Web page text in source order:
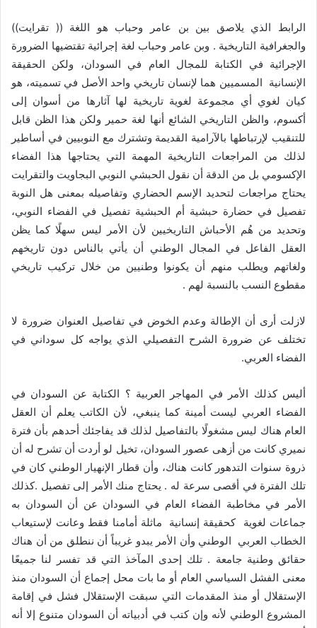
الرابط الذي يلاصق بين بن عامر وحباب هو اللغة (( تقرايت))
والجغرافية التاريخية . وبن عامر وحباب لغة إجرائية تقتضيها الضرورة
الإجرائية في الكتابة للمجال العام في السودان، ولكن الحقيقة
الإنسانية المسميين هما لإنسان تاريخي واحد الأصل في تسميته، هو
كيان لغوي أي مجموعة لغوية تاريخية لها آثارها من أسوان إلى
أكسوم، والظن التاريخي الشائع أنها لغة حمير ولكن هذا الظن قابل
للتنقيب لإرتباطها بالآرامية القديمة وتشترك مع النوبيين في أساطير
لذلك من المراجعات التاريخية المهمة التي يحتاجها هذا الفضاء
الإكسومي بل من الدقة أن نقول الحبشي النوبي البجاويت والتقرايت
يحتاج مراجعات لتحديد الإسم الحضاري وتفاصيله بمعنى هل النوبة
تفصيل في حضارة حبشية أم الحبشية تفصيل في الفضاء النوبي،
وتحديد من هُم الأحباش التاريخيين لأن الأمر ليس سهلًا كما يظن
العقل الفاعل في المجال الوطني أن يأتي بالناس دون تاريخهم
ولغاتهم ويطلب منهم أن يكونوا وطنيين من خلال تركيب تاريخي
مقطوع النسب بالنسبة لهم .
لازلت أرى أن الإطالة وعدم الخوض في تفاصيل العنوان ضرورة لا
تختلف عن ضرورة الشرح التفصيلي الذي يواجه كل سوداني في
الفضاء العربي.
أليس كذلك الأمر في المهاجر العربية ؟ الكتابة عن السودان في
الفضاء العربي ليست أمينة كما ينبغي، لأن الكاتب يعلم أن العقل
العام هناك ليس مشغولًا بالتفاصيل لذلك قد يفاجئك أحدهم بأن فترة
نميري كانت من أزهى عصور السودان، تخيل لو أردت أن تشرح له أن
ذروة سنوات التدهور كانت هناك، وأن قطار الإنهيار الوطني كان في
تلك الفترة في أقصى سرعة له . يحتاج منك الأمر إلى تفصيل .كذلك
الأمر في مخاطبة الفضاء العام في السودان عن أن السودان به
جماعات لغوية كحقيقة إنسانية ماثلة أمامنا فقط وعانت لإستيعاب
الخطاب العربي الوطني وأن الأمر يبدو غريباً أن ننطلق من أن هناك
حقائق وطنية جامعة . تلك إحدى المآخذ التي قد تفسر لنا جميعًا
معنى الفشل السياسي العام أو ما بات محل إجماع أن السودان منذ
الإستقلال أو منذ المقدمات التي سبقت الإستقلال فشل في إقامة
المشروع الوطني لأنه وإن كتب في أدبياته أن السودان متنوع إلا أنه